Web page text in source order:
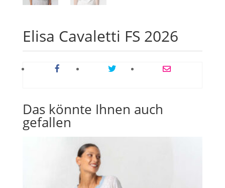
Elisa Cavaletti FS 2026
Das könnte Ihnen auch
gefallen